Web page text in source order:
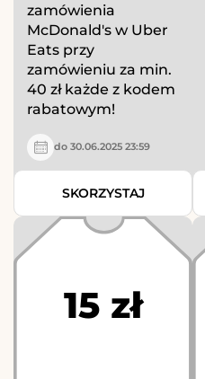
zamówienia
McDonald's w Uber
Eats przy
zamówieniu za min.
40 zł każde z kodem
rabatowym!
do 30.06.2025 23:59
SKORZYSTAJ
15 zł